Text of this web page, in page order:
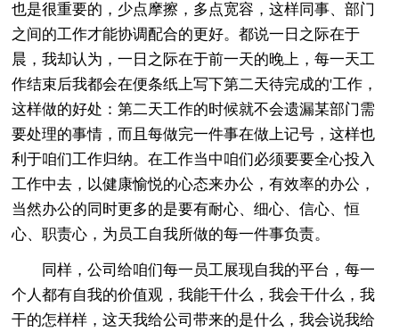
也是很重要的，少点摩擦，多点宽容，这样同事、部门
之间的工作才能协调配合的更好。都说一日之际在于
晨，我却认为，一日之际在于前一天的晚上，每一天工
作结束后我都会在便条纸上写下第二天待完成的'工作，
这样做的好处：第二天工作的时候就不会遗漏某部门需
要处理的事情，而且每做完一件事在做上记号，这样也
利于咱们工作归纳。在工作当中咱们必须要要全心投入
工作中去，以健康愉悦的心态来办公，有效率的办公，
当然办公的同时更多的是要有耐心、细心、信心、恒
心、职责心，为员工自我所做的每一件事负责。
同样，公司给咱们每一员工展现自我的平台，每一
个人都有自我的价值观，我能干什么，我会干什么，我
干的怎样样，这天我给公司带来的是什么，我会说我给